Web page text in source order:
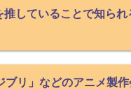
していることで知られ
ブリ」などのアニメ製